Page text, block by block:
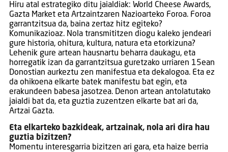
Hiru atal estrategiko ditu jaialdiak: World Cheese Awards,
Gazta Market eta Artzaintzaren Nazioarteko Foroa. Foroa
garrantzitsua da, baina zertaz hitz egiteko?
Komunikazioaz. Nola transmititzen diogu kaleko jendeari
gure historia, ohitura, kultura, natura eta etorkizuna?
Lehenik gure artean hausnartu beharra daukagu, eta
horregatik izan da garrantzitsua guretzako urriaren 15ean
Donostian aurkeztu zen manifestua eta dekalogoa. Eta ez
da ohikoena elkarte batek manifestu bat egin, eta
erakundeen babesa jasotzea. Denon artean antolatutako
jaialdi bat da, eta guztia zuzentzen elkarte bat ari da,
Artzai Gazta.
Eta elkarteko bazkideak, artzainak, nola ari dira hau
guztia bizitzen?
Momentu interesgarria bizitzen ari gara, eta haize berria